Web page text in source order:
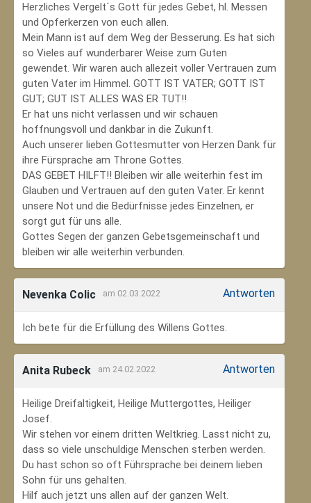
Herzliches Vergelt´s Gott für jedes Gebet, hl. Messen
und Opferkerzen von euch allen.
Mein Mann ist auf dem Weg der Besserung. Es hat sich
so Vieles auf wunderbarer Weise zum Guten
gewendet. Wir waren auch allezeit voller Vertrauen zum
guten Vater im Himmel. GOTT IST VATER; GOTT IST
GUT; GUT IST ALLES WAS ER TUT!!
Er hat uns nicht verlassen und wir schauen
hoffnungsvoll und dankbar in die Zukunft.
Auch unserer lieben Gottesmutter von Herzen Dank für
ihre Fürsprache am Throne Gottes.
DAS GEBET HILFT!! Bleiben wir alle weiterhin fest im
Glauben und Vertrauen auf den guten Vater. Er kennt
unsere Not und die Bedürfnisse jedes Einzelnen, er
sorgt gut für uns alle.
Gottes Segen der ganzen Gebetsgemeinschaft und
bleiben wir alle weiterhin verbunden.
Nevenka Colic am 02.03.2022 Antworten
Ich bete für die Erfüllung des Willens Gottes.
Anita Rubeck am 24.02.2022 Antworten
Heilige Dreifaltigkeit, Heilige Muttergottes, Heiliger
Josef.
Wir stehen vor einem dritten Weltkrieg. Lasst nicht zu,
dass so viele unschuldige Menschen sterben werden.
Du hast schon so oft Führsprache bei deinem lieben
Sohn für uns gehalten.
Hilf auch jetzt uns allen auf der ganzen Welt.